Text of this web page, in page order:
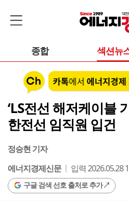
종합 섹션뉴
‘LS전선 해저케이블
한전선 임직원 입건
정승현 기자
에너지경제신문
입력 2026.05.28
구글 검색 선호 출처로 추가